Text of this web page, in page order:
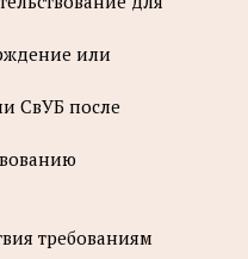
или
СвУБ после
требованиям